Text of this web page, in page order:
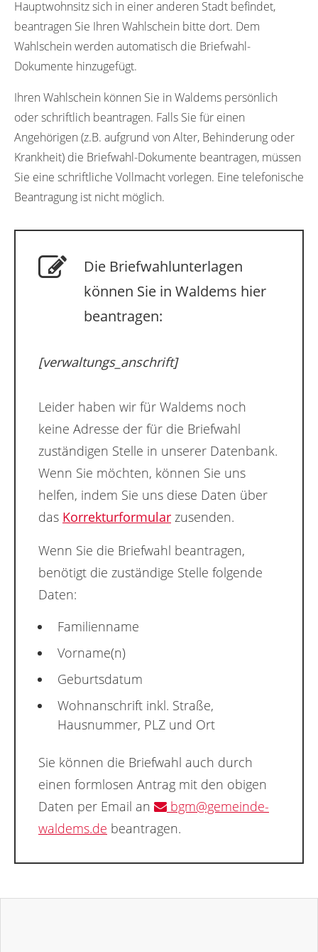
Hauptwohnsitz sich in einer anderen Stadt befindet,
beantragen Sie Ihren Wahlschein bitte dort. Dem
Wahlschein werden automatisch die Briefwahl-
Dokumente hinzugefügt.
Ihren Wahlschein können Sie in Waldems persönlich
oder schriftlich beantragen. Falls Sie für einen
Angehörigen (z.B. aufgrund von Alter, Behinderung oder
Krankheit) die Briefwahl-Dokumente beantragen, müssen
Sie eine schriftliche Vollmacht vorlegen. Eine telefonische
Beantragung ist nicht möglich.
Die Briefwahlunterlagen
können Sie in Waldems hier
beantragen:
[verwaltungs_anschrift]
Leider haben wir für Waldems noch
keine Adresse der für die Briefwahl
zuständigen Stelle in unserer Datenbank.
Wenn Sie möchten, können Sie uns
helfen, indem Sie uns diese Daten über
das Korrekturformular zusenden.
Wenn Sie die Briefwahl beantragen,
benötigt die zuständige Stelle folgende
Daten:
Familienname
Vorname(n)
Geburtsdatum
Wohnanschrift inkl. Straße,
Hausnummer, PLZ und Ort
Sie können die Briefwahl auch durch
einen formlosen Antrag mit den obigen
Daten per Email an
bgm@gemeinde-
waldems.de beantragen.